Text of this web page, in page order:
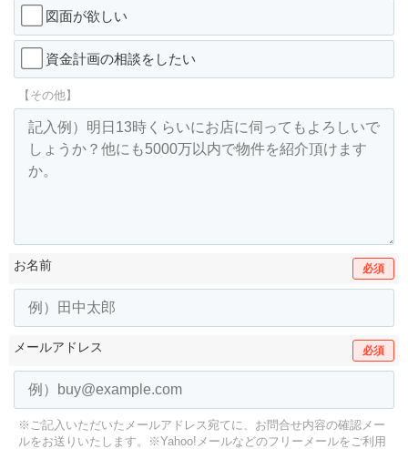
図面が欲しい
資金計画の相談をしたい
【その他】
お名前 必須
メールアドレス 必須
※ご記入いただいたメールアドレス宛てに、お問合せ内容の確認メー
ルをお送りいたします。
※Yahoo!メールなどのフリーメールをご利用